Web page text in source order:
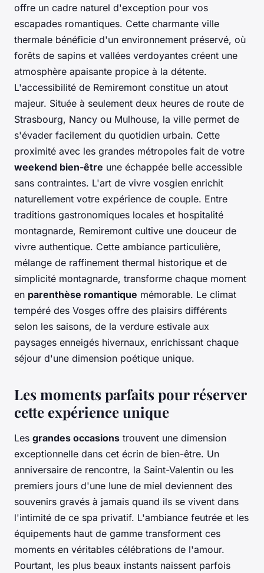
offre un cadre naturel d'exception pour vos
escapades romantiques. Cette charmante ville
thermale bénéficie d'un environnement préservé, où
forêts de sapins et vallées verdoyantes créent une
atmosphère apaisante propice à la détente.
L'accessibilité de Remiremont constitue un atout
majeur. Située à seulement deux heures de route de
Strasbourg, Nancy ou Mulhouse, la ville permet de
s'évader facilement du quotidien urbain. Cette
proximité avec les grandes métropoles fait de votre
weekend bien-être une échappée belle accessible
sans contraintes. L'art de vivre vosgien enrichit
naturellement votre expérience de couple. Entre
traditions gastronomiques locales et hospitalité
montagnarde, Remiremont cultive une douceur de
vivre authentique. Cette ambiance particulière,
mélange de raffinement thermal historique et de
simplicité montagnarde, transforme chaque moment
en parenthèse romantique mémorable. Le climat
tempéré des Vosges offre des plaisirs différents
selon les saisons, de la verdure estivale aux
paysages enneigés hivernaux, enrichissant chaque
séjour d'une dimension poétique unique.
Les moments parfaits pour réserver
cette expérience unique
Les grandes occasions trouvent une dimension
exceptionnelle dans cet écrin de bien-être. Un
anniversaire de rencontre, la Saint-Valentin ou les
premiers jours d'une lune de miel deviennent des
souvenirs gravés à jamais quand ils se vivent dans
l'intimité de ce spa privatif. L'ambiance feutrée et les
équipements haut de gamme transforment ces
moments en véritables célébrations de l'amour.
Pourtant, les plus beaux instants naissent parfois